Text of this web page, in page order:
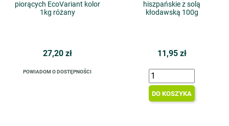
piorących EcoVariant kolor
1kg różany
27,20 zł
POWIADOM O DOSTĘPNOŚCI
hiszpańskie z solą
kłodawską 100g
11,95 zł
DO KOSZYKA